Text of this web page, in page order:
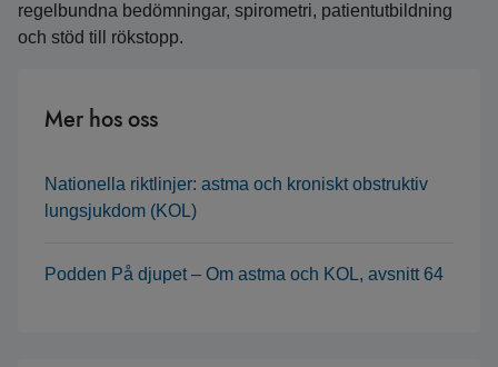
regelbundna bedömningar, spirometri, patientutbildning
och stöd till rökstopp.
Mer hos oss
Nationella riktlinjer: astma och kroniskt obstruktiv
lungsjukdom (KOL)
Podden På djupet – Om astma och KOL, avsnitt 64